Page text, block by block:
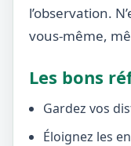
l’observation.
vous-même,
Les bons
Gardez vos
Éloignez les